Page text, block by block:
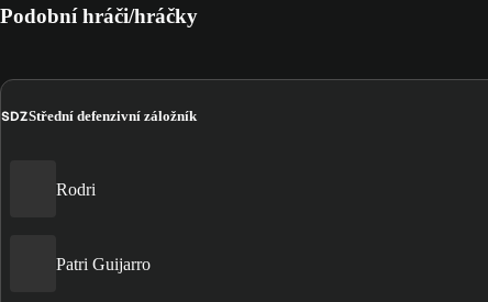
Podobní hráči/hráčky
SDZStřední defenzivní záložník
Rodri
Patri Guijarro